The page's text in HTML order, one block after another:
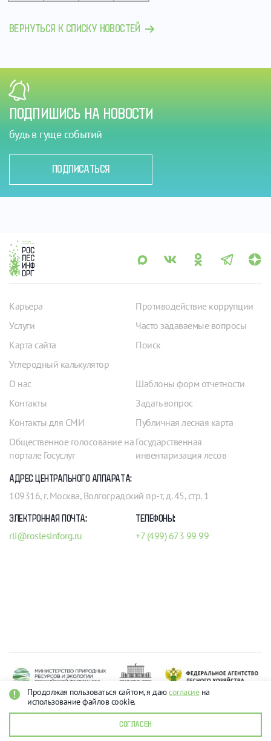
ВЕРНУТЬСЯ К СПИСКУ НОВОСТЕЙ
ПОДПИШИСЬ НА НОВОСТИ
будь в гуще событий
ПОДПИСАТЬСЯ
Продолжая пользоваться сайтом, я даюсогласиена
использование файлов cookie.
СОГЛАСЕН
Карьера
Услуги
Карта сайта
Углеродный калькулятор
Противодействие коррупции
Часто задаваемые вопросы
Поиск
О нас
Контакты
Контакты для СМИ
Общественное голосование на
портале Госуслуг
Шаблоны форм отчетности
Задать вопрос
Публичная лесная карта
Государственная
инвентаризация лесов
АДРЕС ЦЕНТРАЛЬНОГО АППАРАТА:
109316, г. Москва, Волгоградский пр-т, д. 45, стр. 1
ЭЛЕКТРОННАЯ ПОЧТА:
rli@roslesinforg.ru
ТЕЛЕФОНЫ:
+7 (499) 673 99 99
О персональных данных